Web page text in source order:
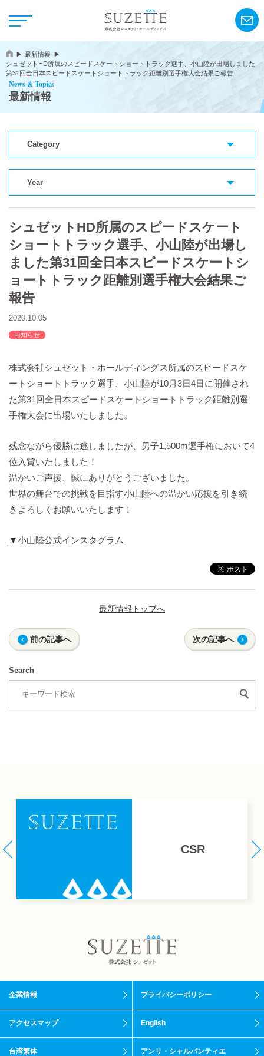
NEWS
シーキューブ
カサネオ
バックハウスイリエ
最新情報
シュゼットHD所属のスピードスケートショートトラック選手、小山陸が出場しました
第31回全日本スピードスケートショートトラック距離別選手権大会結果ご報告
News & Topics
最新情報
Category
Year
シュゼットHD所属のスピードスケート
ショートトラック選手、小山陸が出場し
ました第31回全日本スピードスケートシ
ョートトラック距離別選手権大会結果ご
報告
2020.10.05
お知らせ
株式会社シュゼット・ホールディングス所属のスピードスケ
ートショートトラック選手、小山陸が10月3日4日に開催され
た第31回全日本スピードスケートショートトラック距離別選
手権大会に出場いたしました。
残念ながら優勝は逃しましたが、男子1,500m選手権において4
位入賞いたしました！
温かいご声援、誠にありがとうございました。
世界の舞台での挑戦を目指す小山陸への温かい応援を引き続
きよろしくお願いいたします！
▼小山陸公式インスタグラム
前の記事へ
最新情報トップへ
次の記事へ
Search
CSR
企業情報 プライバシーポリシー
アクセスマップ English
台湾繁体 アンリ・シャルパンティエ